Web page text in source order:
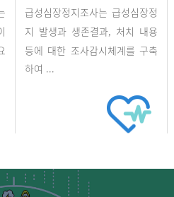
급성심장정지조사는 급성심장정
지 발생과 생존결과, 처치 내용
등에 대한 조사감시체계를 구축
하여 ...